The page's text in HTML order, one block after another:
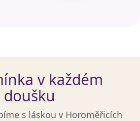
v každém
doušku
s láskou v Horoměřicích